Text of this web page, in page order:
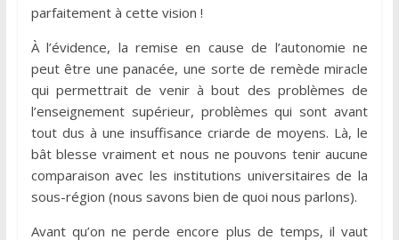
parfaitement à cette vision !
À l’évidence, la remise en cause de l’autonomie ne
peut être une panacée, une sorte de remède miracle
qui permettrait de venir à bout des problèmes de
l’enseignement supérieur, problèmes qui sont avant
tout dus à une insuffisance criarde de moyens. Là, le
bât blesse vraiment et nous ne pouvons tenir aucune
comparaison avec les institutions universitaires de la
sous-région (nous savons bien de quoi nous parlons).
Avant qu’on ne perde encore plus de temps, il vaut